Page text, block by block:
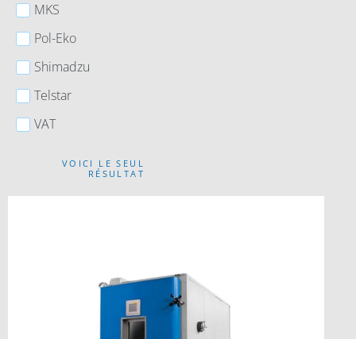
MKS
Pol-Eko
Shimadzu
Telstar
VAT
VOICI LE SEUL
RÉSULTAT